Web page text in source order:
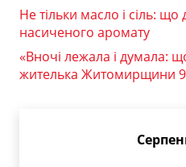
Не тільки масло і сіль:
насиченого аромату
«Вночі лежала і думала:
жителька Житомирщини 9